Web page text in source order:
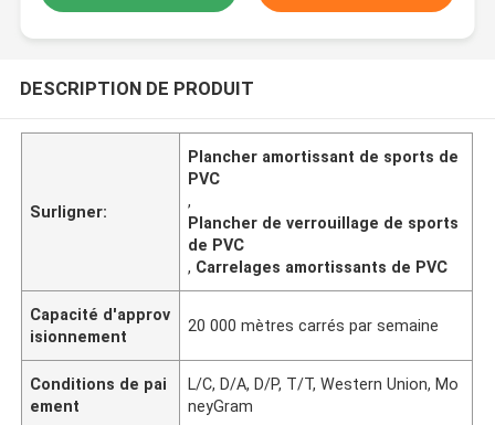
DESCRIPTION DE PRODUIT
Surligner:
Plancher amortissant de sports de
PVC
,
Plancher de verrouillage de sports
de PVC
, Carrelages amortissants de PVC
Capacité d'approv
isionnement
20 000 mètres carrés par semaine
Conditions de pai
ement
L/C, D/A, D/P, T/T, Western Union, Mo
neyGram